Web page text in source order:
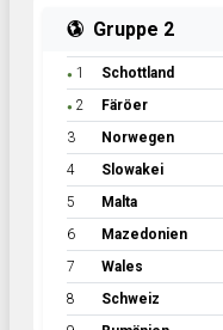
Gruppe 2
● 1 Schottland
● 2 Färöer
3 Norwegen
4 Slowakei
5 Malta
6 Mazedonien
7 Wales
8 Schweiz